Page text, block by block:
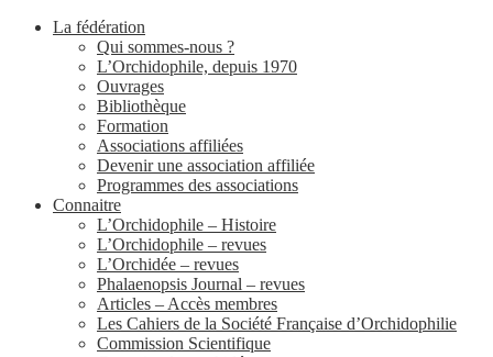
La fédération
Qui sommes-nous ?
L’Orchidophile, depuis 1970
Ouvrages
Bibliothèque
Formation
Associations affiliées
Devenir une association affiliée
Programmes des associations
Connaitre
L’Orchidophile – Histoire
L’Orchidophile – revues
L’Orchidée – revues
Phalaenopsis Journal – revues
Articles – Accès membres
Les Cahiers de la Société Française d’Orchidophilie
Commission Scientifique